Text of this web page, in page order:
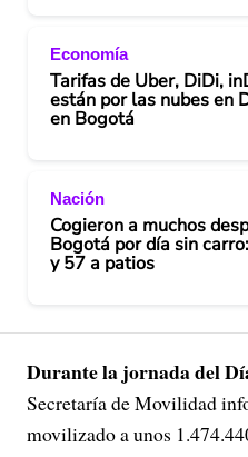
Economía
Tarifas de Uber, DiDi,
están por las nubes en
en Bogotá
Nación
Cogieron a muchos
Bogotá por día sin
y 57 a patios
Durante la jornada del
Secretaría de Movilidad
movilizado a unos